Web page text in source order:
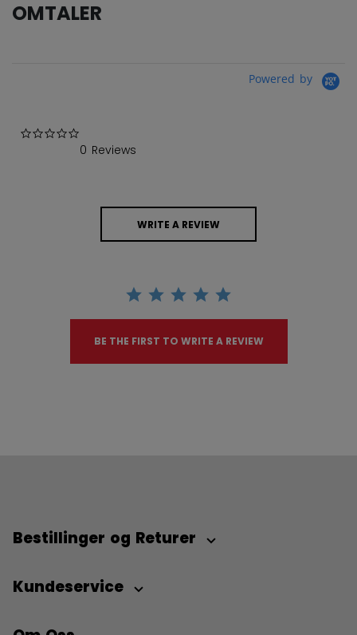
OMTALER
Powered by
0 Reviews
WRITE A REVIEW
BE THE FIRST TO WRITE A REVIEW
Bestillinger og Returer
Kundeservice